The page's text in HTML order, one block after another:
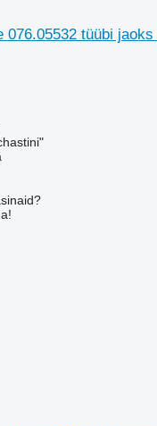
076.05532 tüübi